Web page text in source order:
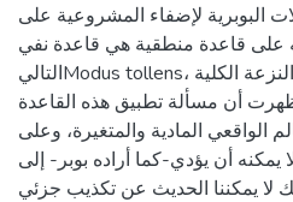
البوبرية لإضفاء المشروعية على
على قاعدة منطقية هي قاعدة نفي
التاليModus tollens، إلا أن الانتقادات التي ساقتها النزعة الكلية
أن مسألة تطبيق هذه القاعدة
الواقعي المادية والمتغيرة، وعلى
يمكنه أن يؤدي-كما أراده بوبر- إلى
لا يمكننا الحديث عن تكذيب جزئي